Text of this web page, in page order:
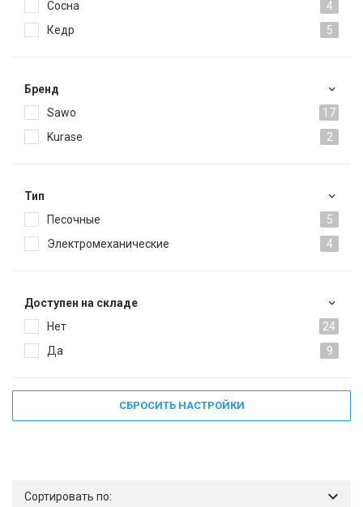
Сосна
4
Кедр
5
Брeнд
Sawo
17
Kurase
2
Тип
Песочные
5
Электромеханические
4
Доступен на складе
Нет
24
Да
9
СБРОСИТЬ НАСТРОЙКИ
Сортировать по: